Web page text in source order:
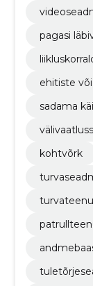
pagasi
ehitiste
sadama
kohtvõrk